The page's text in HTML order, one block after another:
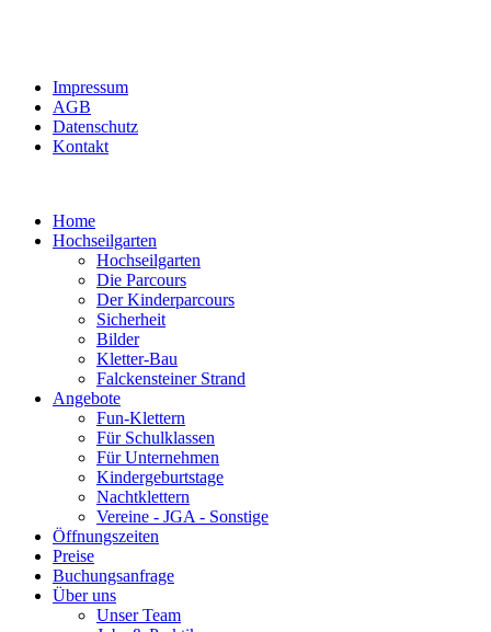
Impressum
AGB
Datenschutz
Kontakt
Home
Hochseilgarten
Hochseilgarten
Die Parcours
Der Kinderparcours
Sicherheit
Bilder
Kletter-Bau
Falckensteiner Strand
Angebote
Fun-Klettern
Für Schulklassen
Für Unternehmen
Kindergeburtstage
Nachtklettern
Vereine - JGA - Sonstige
Öffnungszeiten
Preise
Buchungsanfrage
Über uns
Unser Team